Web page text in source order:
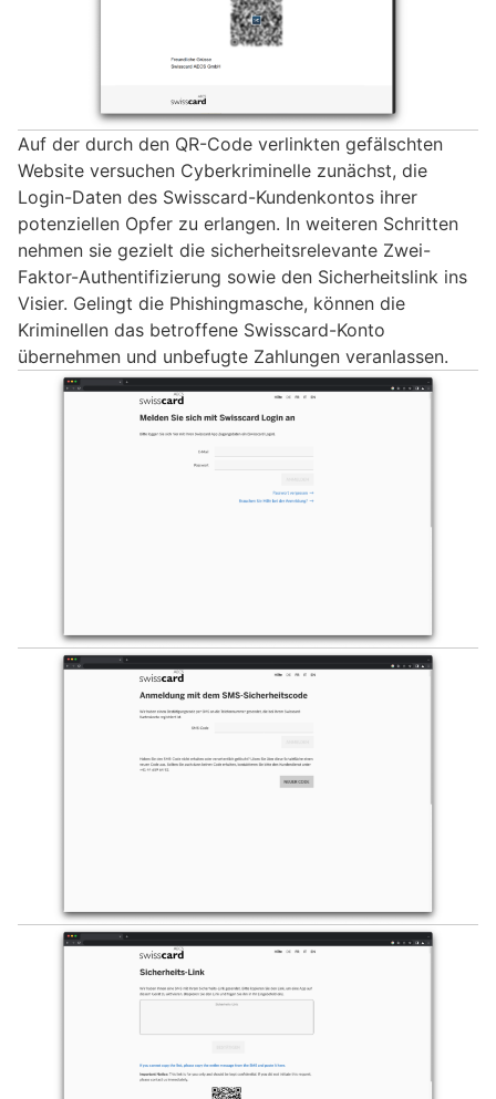
Auf der durch den QR-Code verlinkten gefälschten
Website versuchen Cyberkriminelle zunächst, die
Login-Daten des Swisscard-Kundenkontos ihrer
potenziellen Opfer zu erlangen. In weiteren Schritten
nehmen sie gezielt die sicherheitsrelevante Zwei-
Faktor-Authentifizierung sowie den Sicherheitslink ins
Visier. Gelingt die Phishingmasche, können die
Kriminellen das betroffene Swisscard-Konto
übernehmen und unbefugte Zahlungen veranlassen.